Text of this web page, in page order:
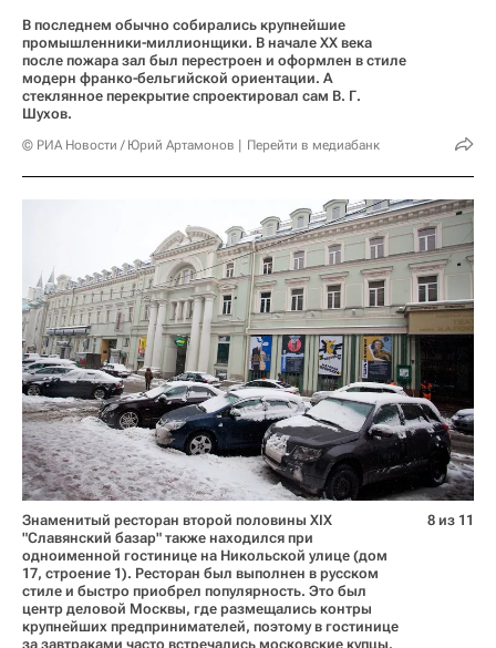
В последнем обычно собирались крупнейшие
промышленники-миллионщики. В начале ХХ века
после пожара зал был перестроен и оформлен в стиле
модерн франко-бельгийской ориентации. А
стеклянное перекрытие спроектировал сам В. Г.
Шухов.
© РИА Новости / Юрий Артамонов Перейти в медиабанк
Знаменитый ресторан второй половины XIX
"Славянский базар" также находился при
одноименной гостинице на Никольской улице (дом
17, строение 1). Ресторан был выполнен в русском
стиле и быстро приобрел популярность. Это был
центр деловой Москвы, где размещались контры
крупнейших предпринимателей, поэтому в гостинице
за завтраками часто встречались московские купцы.
8 из 11